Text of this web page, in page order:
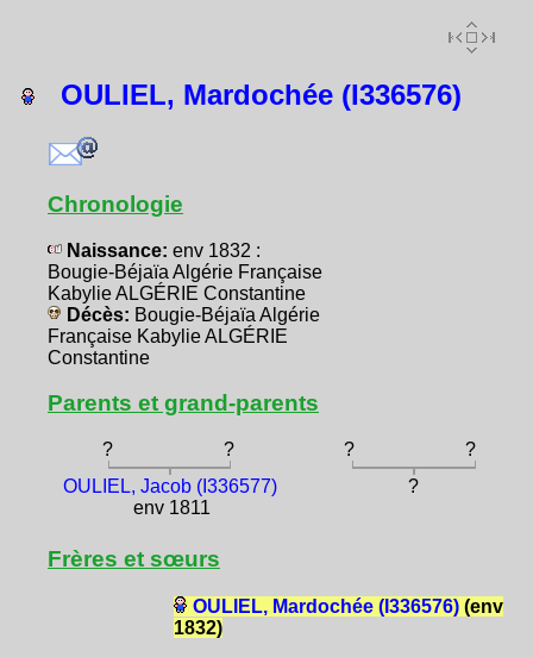
OULIEL, Mardochée (I336576)
Chronologie
Naissance: env 1832 :
Bougie-Béjaïa Algérie Française
Kabylie ALGÉRIE Constantine
Décès: Bougie-Béjaïa Algérie
Française Kabylie ALGÉRIE
Constantine
Parents et grand-parents
? ? ?
?
OULIEL, Jacob (I336577)
env 1811
?
Frères et sœurs
OULIEL, Mardochée (I336576)(env
1832)